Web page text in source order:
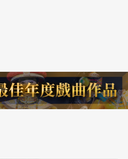
編舞方式」的流程，也讓創作不再局
分散卻持續的生成過程。 除了長